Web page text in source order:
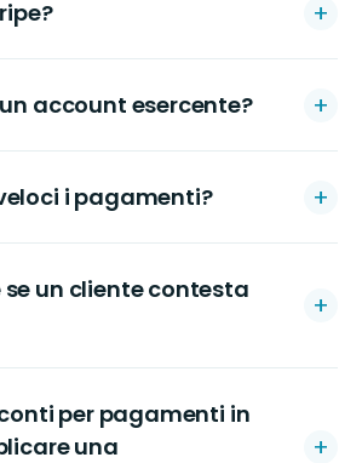
account esercente?
i pagamenti?
un cliente contesta
per pagamenti in
una